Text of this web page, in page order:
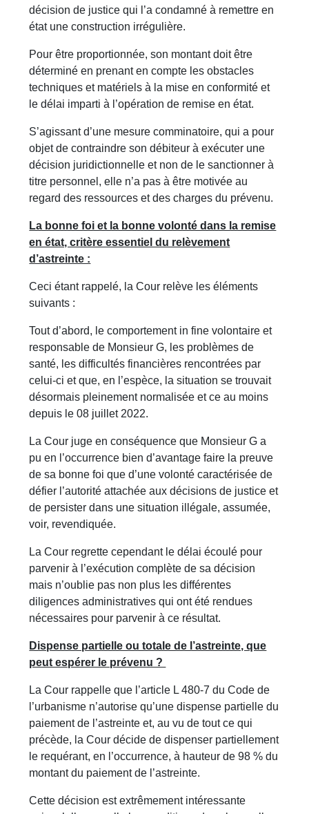
décision de justice qui l’a condamné à remettre en
état une construction irrégulière.
Pour être proportionnée, son montant doit être
déterminé en prenant en compte les obstacles
techniques et matériels à la mise en conformité et
le délai imparti à l’opération de remise en état.
S’agissant d’une mesure comminatoire, qui a pour
objet de contraindre son débiteur à exécuter une
décision juridictionnelle et non de le sanctionner à
titre personnel, elle n’a pas à être motivée au
regard des ressources et des charges du prévenu.
La bonne foi et la bonne volonté dans la remise
en état, critère essentiel du relèvement
d’astreinte :
Ceci étant rappelé, la Cour relève les éléments
suivants :
Tout d’abord, le comportement in fine volontaire et
responsable de Monsieur G, les problèmes de
santé, les difficultés financières rencontrées par
celui-ci et que, en l’espèce, la situation se trouvait
désormais pleinement normalisée et ce au moins
depuis le 08 juillet 2022.
La Cour juge en conséquence que Monsieur G a
pu en l’occurrence bien d’avantage faire la preuve
de sa bonne foi que d’une volonté caractérisée de
défier l’autorité attachée aux décisions de justice et
de persister dans une situation illégale, assumée,
voir, revendiquée.
La Cour regrette cependant le délai écoulé pour
parvenir à l’exécution complète de sa décision
mais n’oublie pas non plus les différentes
diligences administratives qui ont été rendues
nécessaires pour parvenir à ce résultat.
Dispense partielle ou totale de l’astreinte, que
peut espérer le prévenu ?
La Cour rappelle que l’article L 480-7 du Code de
l’urbanisme n’autorise qu’une dispense partielle du
paiement de l’astreinte et, au vu de tout ce qui
précède, la Cour décide de dispenser partiellement
le requérant, en l’occurrence, à hauteur de 98 % du
montant du paiement de l’astreinte.
Cette décision est extrêmement intéressante